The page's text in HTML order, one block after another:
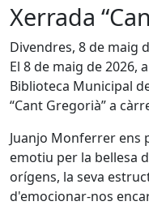
Xerrada
Divendres, 8 de maig
El 8 de maig de 2026,
Biblioteca Municipal
“Cant Gregorià” a
Juanjo Monferrer
emotiu per la bellesa
orígens, la seva
d'emocionar-nos